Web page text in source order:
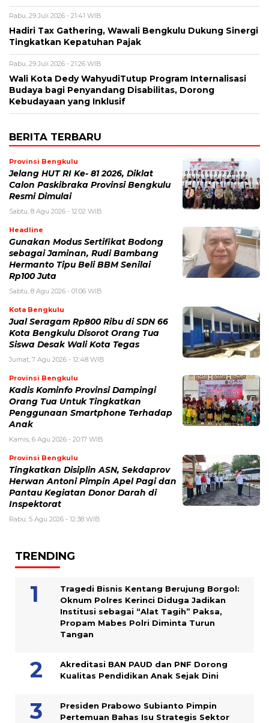
Rabu, 29 Juli 2026 - 21:41 WIB
Hadiri Tax Gathering, Wawali Bengkulu Dukung Sinergi
Tingkatkan Kepatuhan Pajak
Rabu, 29 Juli 2026 - 21:26 WIB
Wali Kota Dedy WahyudiTutup Program Internalisasi
Budaya bagi Penyandang Disabilitas, Dorong
Kebudayaan yang Inklusif
BERITA TERBARU
Provinsi Bengkulu
Jelang HUT RI Ke- 81 2026, Diklat
Calon Paskibraka Provinsi Bengkulu
Resmi Dimulai
Sabtu, 8 Agu 2026 - 12:02 WIB
Headline
Gunakan Modus Sertifikat Bodong
sebagai Jaminan, Rudi Bambang
Hermanto Tipu Beli BBM Senilai
Rp100 Juta
Sabtu, 8 Agu 2026 - 01:06 WIB
Kota Bengkulu
Jual Seragam Rp800 Ribu di SDN 66
Kota Bengkulu Disorot Orang Tua
Siswa Desak Wali Kota Tegas
Jumat, 7 Agu 2026 - 12:48 WIB
Provinsi Bengkulu
Kadis Kominfo Provinsi Dampingi
Orang Tua Untuk Tingkatkan
Penggunaan Smartphone Terhadap
Anak
Kamis, 6 Agu 2026 - 20:17 WIB
Provinsi Bengkulu
Tingkatkan Disiplin ASN, Sekdaprov
Herwan Antoni Pimpin Apel Pagi dan
Pantau Kegiatan Donor Darah di
Inspektorat
Rabu, 5 Agu 2026 - 12:38 WIB
TRENDING
Tragedi Bisnis Kentang Berujung Borgol:
Oknum Polres Kerinci Diduga Jadikan
Institusi sebagai “Alat Tagih” Paksa,
Propam Mabes Polri Diminta Turun
Tangan
Akreditasi BAN PAUD dan PNF Dorong
Kualitas Pendidikan Anak Sejak Dini
Presiden Prabowo Subianto Pimpin
Pertemuan Bahas Isu Strategis Sektor